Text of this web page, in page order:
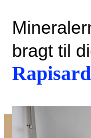
bragt til